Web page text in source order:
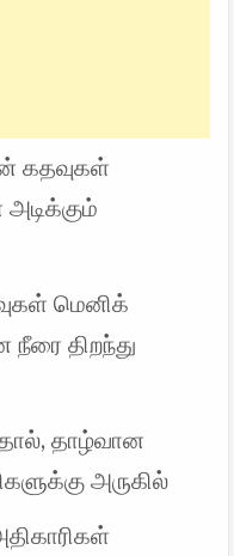
கதவுகள்
அடிக்கும்
மெனிக்
திறந்து
தாழ்வான
அருகில்